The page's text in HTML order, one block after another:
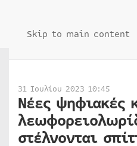
Skip to main content
31 Ιουλίου 2023 10:45
Νέες ψηφιακές
στέλνονται